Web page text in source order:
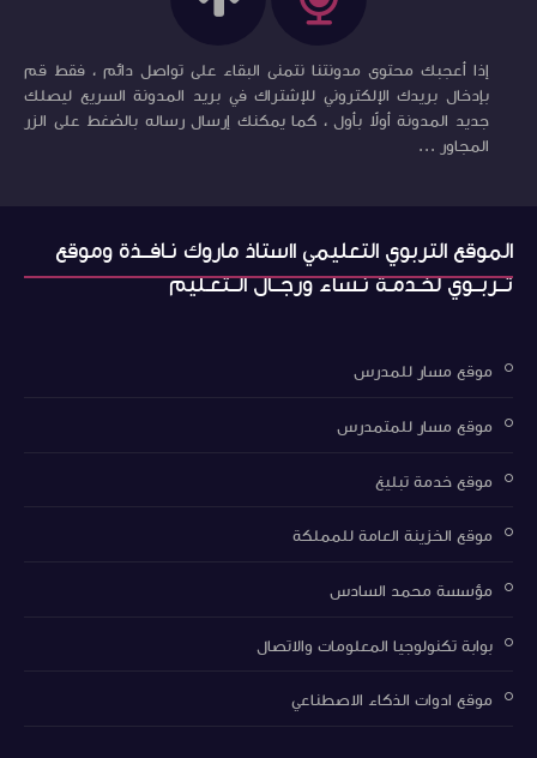
إذا أعجبك محتوى مدونتنا نتمنى البقاء على تواصل دائم ، فقط قم
بإدخال بريدك الإلكتروني للإشتراك في بريد المدونة السريع ليصلك
جديد المدونة أولاً بأول ، كما يمكنك إرسال رساله بالضغط على الزر
المجاور ...
الموقع التربوي التعليمي ااستاذ ماروك نـافــذة وموقع
تــربــوي لخـدمـة نـساء ورجــال الــتعـليم
موقع مسار للمدرس
موقع مسار للمتمدرس
موقع خدمة تبليغ
موقع الخزينة العامة للمملكة
مؤسسة محمد السادس
بوابة تكنولوجيا المعلومات والاتصال
موقع ادوات الذكاء الاصطناعي